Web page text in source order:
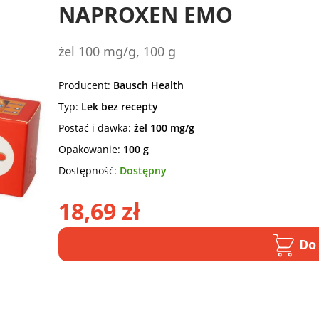
NAPROXEN EMO
żel 100 mg/g, 100 g
Producent: Bausch Health
Typ: Lek bez recepty
Postać i dawka: żel 100 mg/g
Opakowanie: 100 g
Dostępność: Dostępny
18,69 zł